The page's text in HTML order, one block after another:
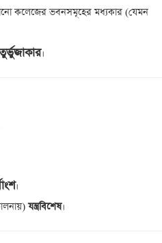
কলেজের ভবনসমূহের মধ্যকার (যেমন
যন্ত্রবিশেষ